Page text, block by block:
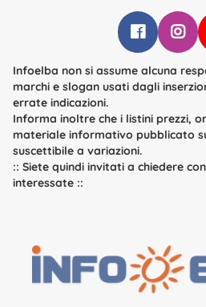
Infoelba su
Infoelba non si assume alcuna
marchi e slogan usati dagli
errate indicazioni.
Informa inoltre che i listini prezzi,
materiale informativo pubblicato
suscettibile a variazioni.
:: Siete quindi invitati a chiedere
interessate ::